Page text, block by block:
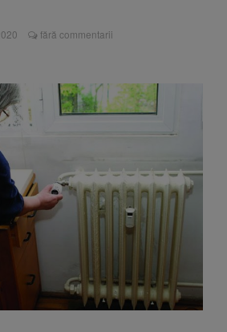
luminii pe timpul
un accident. Două
medicale
examenul de
unice în toată țara,
barem
fără commentarii